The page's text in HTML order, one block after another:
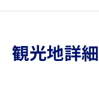
観光地詳細